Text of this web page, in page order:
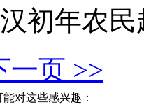
初年农
一页 >>
能对这些感兴趣：